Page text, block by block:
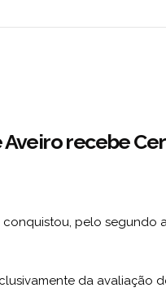
recebe
conquistou, pelo segundo
da avaliação